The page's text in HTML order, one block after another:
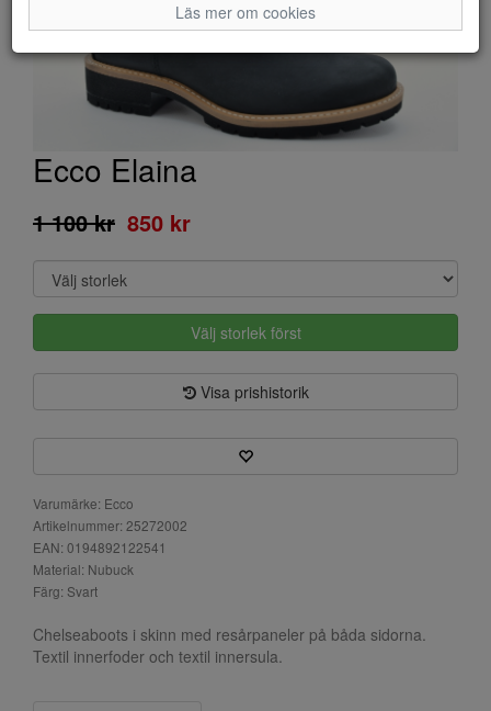
Ecco Elaina
1 100 kr 850 kr
Välj storlek först
Visa prishistorik
Varumärke: Ecco
Artikelnummer: 25272002
EAN: 0194892122541
Material: Nubuck
Färg: Svart
Chelseaboots i skinn med resårpaneler på båda sidorna.
Textil innerfoder och textil innersula.
Läs mer om cookies